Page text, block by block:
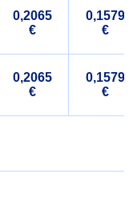
0,2065
€
0,1579
€
0,2065
€
0,1579
€